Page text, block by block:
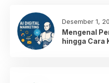
Desember 1,
Mengenal
hingga Cara